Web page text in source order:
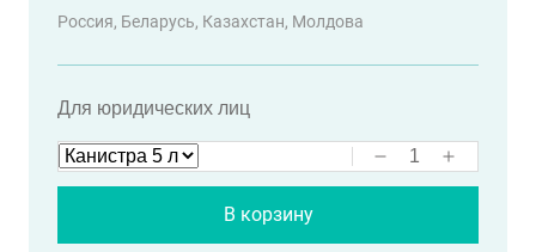
Россия, Беларусь, Казахстан, Молдова
Для юридических лиц
В корзину